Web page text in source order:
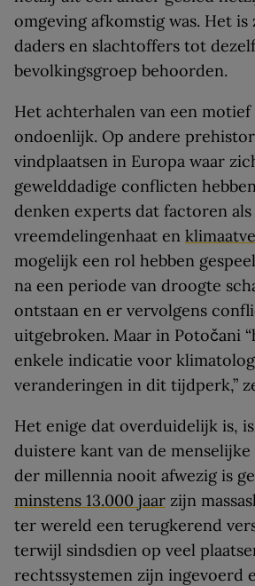
omgeving afkomstig was. Het
daders en slachtoffers tot
bevolkingsgroep behoorden.
Het achterhalen van een
ondoenlijk. Op andere
vindplaatsen in Europa waar
gewelddadige conflicten
denken experts dat factoren als
vreemdelingenhaat en
mogelijk een rol hebben
na een periode van droogte
ontstaan en er vervolgens
uitgebroken. Maar in Potočani
enkele indicatie voor
veranderingen in dit tijdperk,”
Het enige dat overduidelijk is,
duistere kant van de
der millennia nooit afwezig is
minstens 13.000 jaar zijn
ter wereld een terugkerend
terwijl sindsdien op veel
rechtssystemen zijn ingevoerd